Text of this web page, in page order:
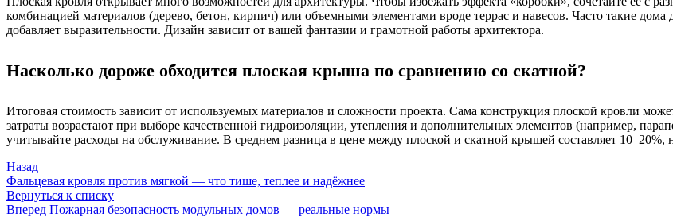
комбинацией материалов (дерево, бетон, кирпич) или объемными элементами вроде террас и навесов. Часто такие
добавляет выразительности. Дизайн зависит от вашей фантазии и грамотной работы архитектора.
Насколько дороже обходится плоская крыша по сравнению со скатной?
Итоговая стоимость зависит от используемых материалов и сложности проекта. Сама конструкция плоской кровли
затраты возрастают при выборе качественной гидроизоляции, утепления и дополнительных элементов (например,
учитывайте расходы на обслуживание. В среднем разница в цене между плоской и скатной крышей составляет
Назад
Фальцевая кровля против мягкой — что тише, теплее и надёжнее
Вернуться к списку
Вперед Пожарная безопасность модульных домов — реальные нормы